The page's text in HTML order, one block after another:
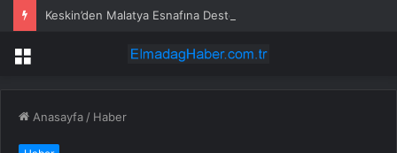
Keskin’den Malatya Esnafına Destek Çağrısı
Menü
Anasayfa / Haber